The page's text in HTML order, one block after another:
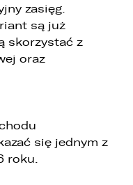
zasięg.
są już
skorzystać z
oraz
się jednym z
roku.